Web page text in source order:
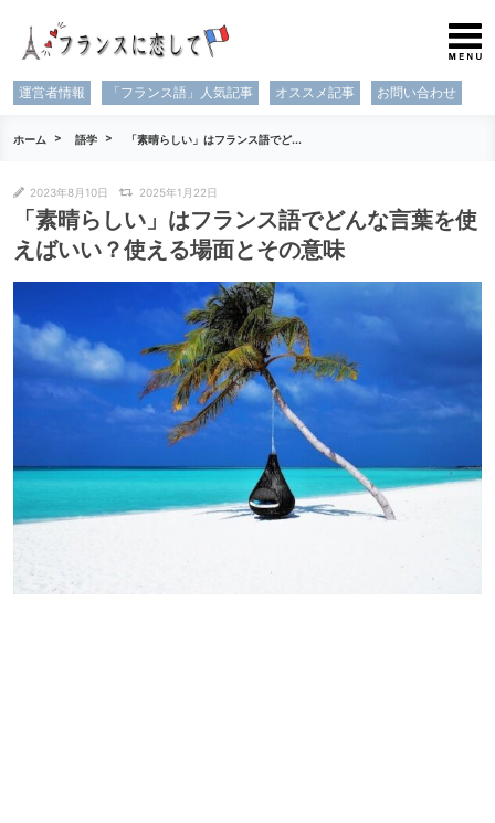
運営者情報 「フランス語」人気記事 オススメ記事 お問い合わせ
ホーム 語学 「素晴らしい」はフランス語でど...
2023年8月10日 2025年1月22日
「素晴らしい」はフランス語でどんな言葉を使
えばいい？使える場面とその意味